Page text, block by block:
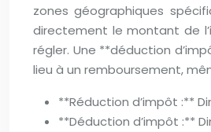
zones géographiques
directement le montant de
régler. Une **déduction
lieu à un remboursement,
**Réduction d’impôt :**
**Déduction d’impôt :**